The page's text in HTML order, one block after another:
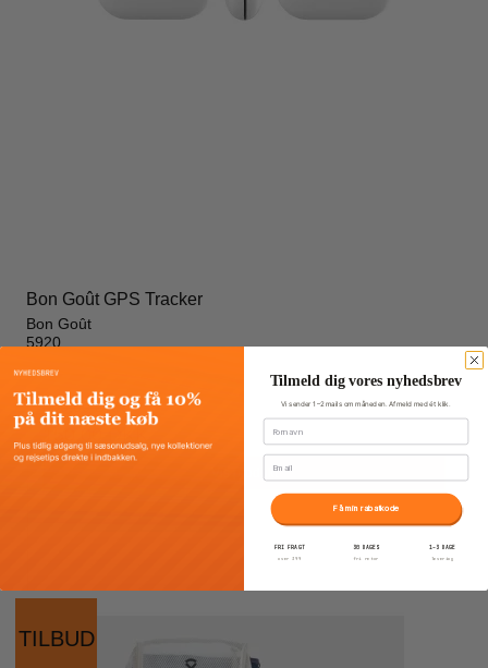
Bon Goût GPS Tracker
Bon Goût
5920
300,00 DKK
Vis produkt
TILBUD
Tilmeld dig vores nyhedsbrev
Vi sender 1–2 mails om måneden. Afmeld med ét klik.
Fornavn
Email
Få min rabatkode
FRI FRAGT
over 399
30 DAGES
fri retur
1–3 DAGE
levering